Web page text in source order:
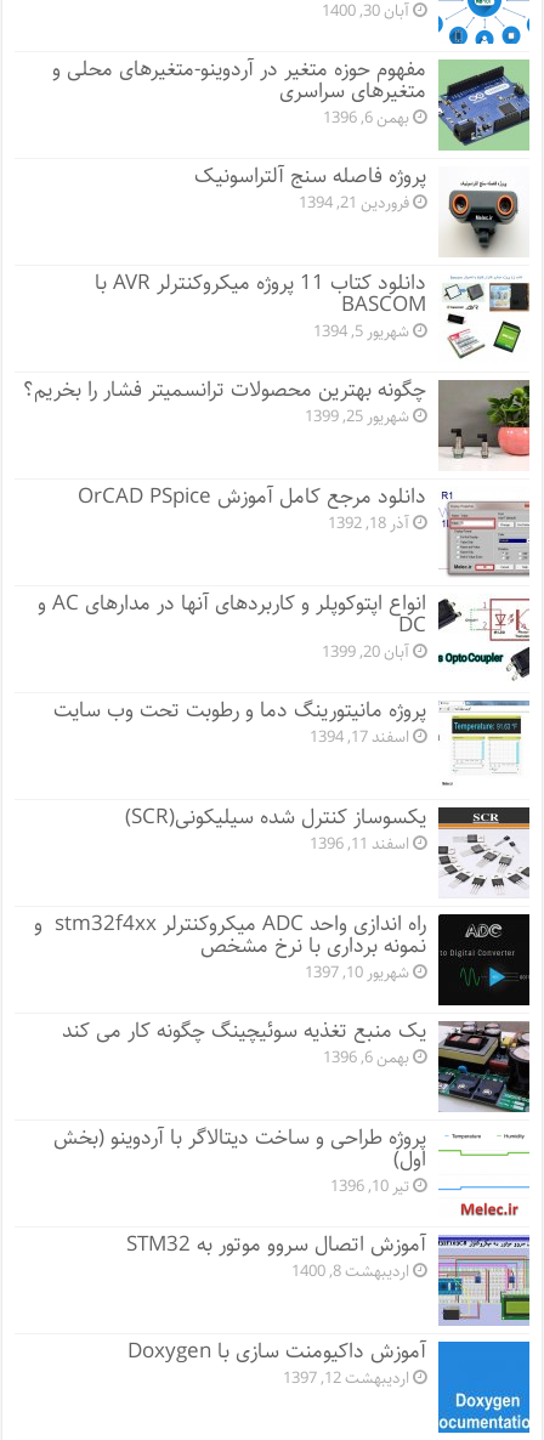
آبان 30, 1400
مفهوم حوزه متغیر در آردوینو-متغیرهای محلی و
متغیرهای سراسری
بهمن 6, 1396
پروژه فاصله سنج آلتراسونیک
فروردین 21, 1394
دانلود کتاب 11 پروژه میکروکنترلر AVR با
BASCOM
شهریور 5, 1394
چگونه بهترین محصولات ترانسمیتر فشار را بخریم؟
شهریور 25, 1399
دانلود مرجع کامل آموزش OrCAD PSpice
آذر 18, 1392
انواع اپتوکوپلر و کاربردهای آنها در مدارهای AC و
DC
آبان 20, 1399
پروژه مانيتورينگ دما و رطوبت تحت وب سایت
اسفند 17, 1394
یکسوساز کنترل شده سیلیکونی(SCR)
اسفند 11, 1396
راه اندازی واحد ADC میکروکنترلر stm32f4xx و
نمونه برداری با نرخ مشخص
شهریور 10, 1397
یک منبع تغذیه سوئیچینگ چگونه کار می کند
بهمن 6, 1396
پروژه طراحی و ساخت دیتالاگر با آردوینو (بخش
اول)
تیر 10, 1396
آموزش اتصال سروو موتور به STM32
اردیبهشت 8, 1400
آموزش داکیومنت سازی با Doxygen
اردیبهشت 12, 1397